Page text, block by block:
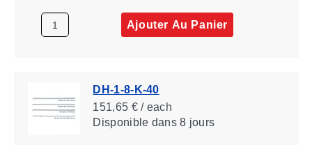
Ajouter Au Panier
DH-1-8-K-40
151,65 € / each
Disponibledans 8 jours